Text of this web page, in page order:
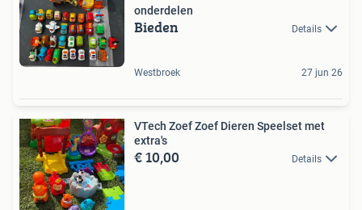
onderdelen
Bieden Details
Westbroek 27 jun 26
VTech Zoef Zoef Dieren Speelset met
extra's
€ 10,00 Details